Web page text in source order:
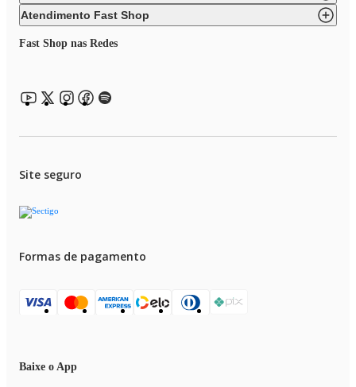
Atendimento Fast Shop
Fast Shop nas Redes
Site seguro
Formas de pagamento
Baixe o App